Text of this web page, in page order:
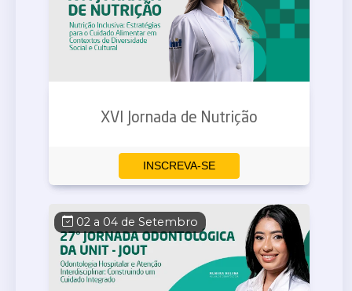
XVI Jornada de Nutrição
INSCREVA-SE
02 a 04 de Setembro